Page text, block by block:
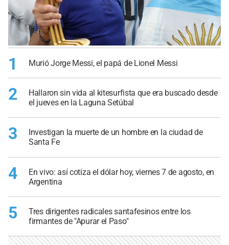
1 Murió Jorge Messi, el papá de Lionel Messi
2
Hallaron sin vida al kitesurfista que era buscado desde
el jueves en la Laguna Setúbal
3
Investigan la muerte de un hombre en la ciudad de
Santa Fe
4
En vivo: así cotiza el dólar hoy, viernes 7 de agosto, en
Argentina
5
Tres dirigentes radicales santafesinos entre los
firmantes de "Apurar el Paso"